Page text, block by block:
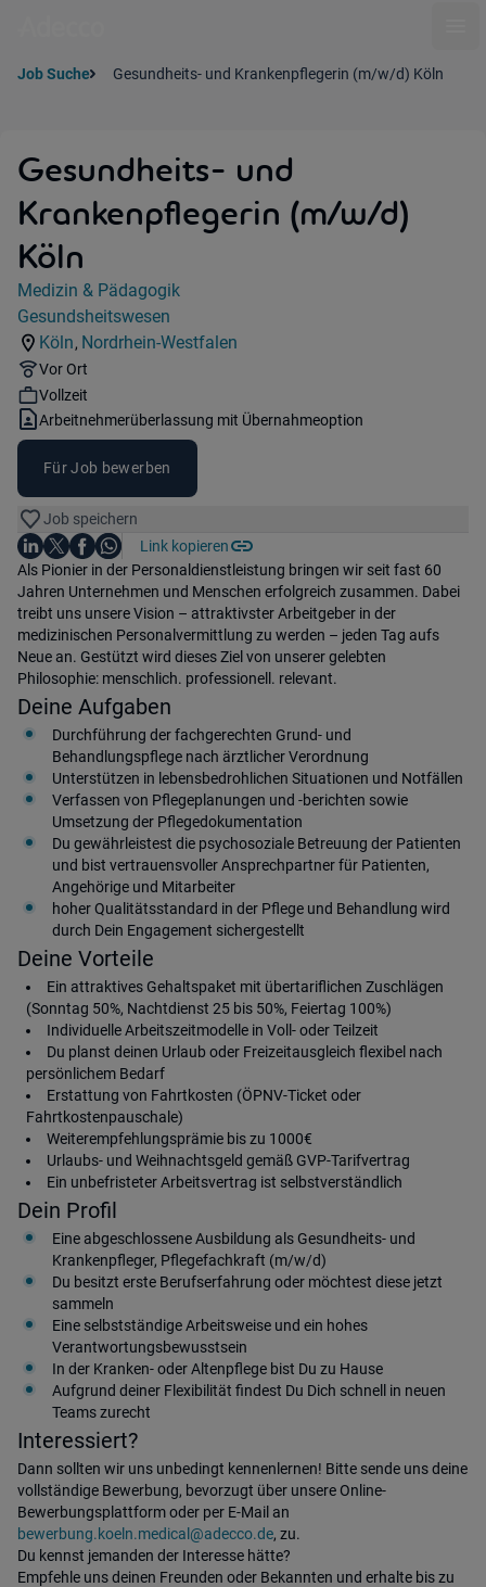
Job Suche Gesundheits- und Krankenpflegerin (m/w/d) Köln
Gesundheits- und
Krankenpflegerin (m/w/d)
Köln
Jobdetails
Kategorie:
Medizin & Pädagogik
Industry:
Gesundsheitswesen
Standorte:
Köln,
Region:
Nordrhein-Westfalen
Remote Option:
Vor Ort
Workhours:
Vollzeit
Vertragsart:
Arbeitnehmerüberlassung mit Übernahmeoption
Für Job bewerben
Job speichern
Teile diesen Job
Auf LinkedIn teilen
Auf X teilen
Auf Facebook teilen
Auf WhatsApp teilen
Link kopieren
Einleitung
Als Pionier in der Personaldienstleistung bringen wir seit fast 60
Jahren Unternehmen und Menschen erfolgreich zusammen. Dabei
treibt uns unsere Vision – attraktivster Arbeitgeber in der
medizinischen Personalvermittlung zu werden – jeden Tag aufs
Neue an. Gestützt wird dieses Ziel von unserer gelebten
Philosophie: menschlich. professionell. relevant.
Deine Aufgaben
Durchführung der fachgerechten Grund- und
Behandlungspflege nach ärztlicher Verordnung
Unterstützen in lebensbedrohlichen Situationen und Notfällen
Verfassen von Pflegeplanungen und -berichten sowie
Umsetzung der Pflegedokumentation
Du gewährleistest die psychosoziale Betreuung der Patienten
und bist vertrauensvoller Ansprechpartner für Patienten,
Angehörige und Mitarbeiter
hoher Qualitätsstandard in der Pflege und Behandlung wird
durch Dein Engagement sichergestellt
Deine Vorteile
Ein attraktives Gehaltspaket mit übertariflichen Zuschlägen
(Sonntag 50%, Nachtdienst 25 bis 50%, Feiertag 100%)
Individuelle Arbeitszeitmodelle in Voll- oder Teilzeit
Du planst deinen Urlaub oder Freizeitausgleich flexibel nach
persönlichem Bedarf
Erstattung von Fahrtkosten (ÖPNV-Ticket oder
Fahrtkostenpauschale)
Weiterempfehlungsprämie bis zu 1000€
Urlaubs- und Weihnachtsgeld gemäß GVP-Tarifvertrag
Ein unbefristeter Arbeitsvertrag ist selbstverständlich
Dein Profil
Eine abgeschlossene Ausbildung als Gesundheits- und
Krankenpfleger, Pflegefachkraft (m/w/d)
Du besitzt erste Berufserfahrung oder möchtest diese jetzt
sammeln
Eine selbstständige Arbeitsweise und ein hohes
Verantwortungsbewusstsein
In der Kranken- oder Altenpflege bist Du zu Hause
Aufgrund deiner Flexibilität findest Du Dich schnell in neuen
Teams zurecht
Interessiert?
Dann sollten wir uns unbedingt kennenlernen! Bitte sende uns deine
vollständige Bewerbung, bevorzugt über unsere Online-
Bewerbungsplattform oder per E-Mail an
bewerbung.koeln.medical@adecco.de, zu.
Du kennst jemanden der Interesse hätte?
Empfehle uns deinen Freunden oder Bekannten und erhalte bis zu